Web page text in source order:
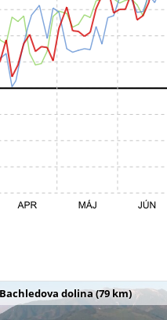
Bachledova dolina (79 km)